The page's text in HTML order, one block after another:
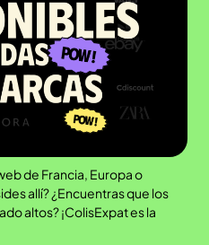
de Francia, Europa o
allí? ¿Encuentras que los
altos? ¡ColisExpat es la